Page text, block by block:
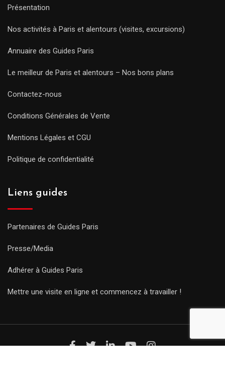
Présentation
Nos activités à Paris et alentours (visites, excursions)
Annuaire des Guides Paris
Le meilleur de Paris et alentours – Nos bons plans
Contactez-nous
Conditions Générales de Vente
Mentions Légales et CGU
Politique de confidentialité
Liens guides
Partenaires de Guides Paris
Presse/Media
Adhérer à Guides Paris
Mettre une visite en ligne et commencez à travailler !